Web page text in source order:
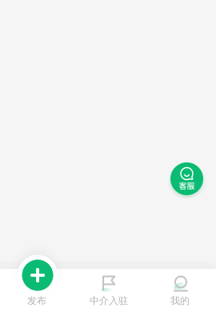
发布 中介入驻 我的